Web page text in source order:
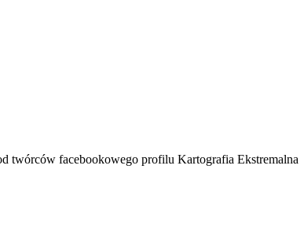
twórców facebookowego profilu Kartografia Ekstremalna